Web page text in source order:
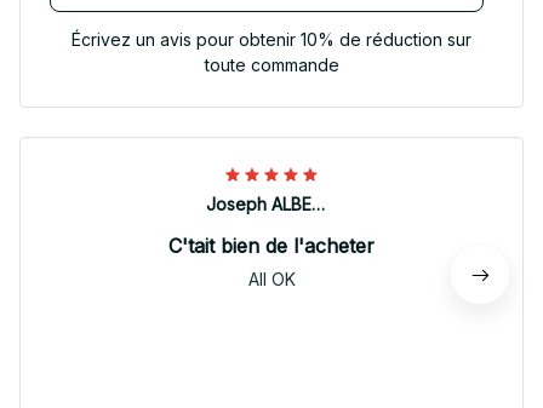
Écrivez un avis pour obtenir 10% de réduction sur
toute commande
Joseph ALBERTINI
C'tait bien de l'acheter
All OK